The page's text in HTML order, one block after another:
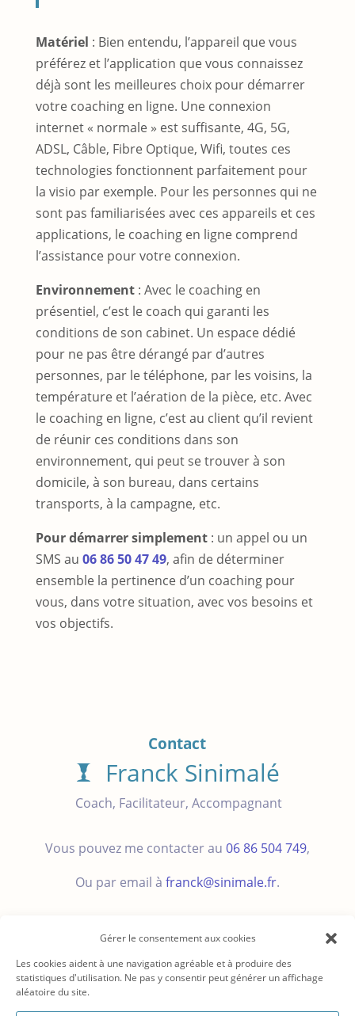
Gérer le consentement aux cookies
Les cookies aident à une navigation agréable et à produire des
statistiques d'utilisation. Ne pas y consentir peut générer un affichage
aléatoire du site.
Matériel : Bien entendu, l’appareil que vous
préférez et l’application que vous connaissez
déjà sont les meilleures choix pour démarrer
votre coaching en ligne. Une connexion
internet « normale » est suffisante, 4G, 5G,
ADSL, Câble, Fibre Optique, Wifi, toutes ces
technologies fonctionnent parfaitement pour
la visio par exemple. Pour les personnes qui ne
sont pas familiarisées avec ces appareils et ces
applications, le coaching en ligne comprend
l’assistance pour votre connexion.
Environnement: Avec le coaching en
présentiel, c’est le coach qui garanti les
conditions de son cabinet. Un espace dédié
pour ne pas être dérangé par d’autres
personnes, par le téléphone, par les voisins, la
température et l’aération de la pièce, etc. Avec
le coaching en ligne, c’est au client qu’il revient
de réunir ces conditions dans son
environnement, qui peut se trouver à son
domicile, à son bureau, dans certains
transports, à la campagne, etc.
Pour démarrer simplement: un appel ou un
SMS au 06 86 50 47 49, afin de déterminer
ensemble la pertinence d’un coaching pour
vous, dans votre situation, avec vos besoins et
vos objectifs.
Contact
Franck Sinimalé
Coach, Facilitateur, Accompagnant
Vous pouvez me contacter au 06 86 504 749,
Ou par email à franck@sinimale.fr.
© 2008 – 2026CC-BY-SAFRANCK SINIMALE EICoach,